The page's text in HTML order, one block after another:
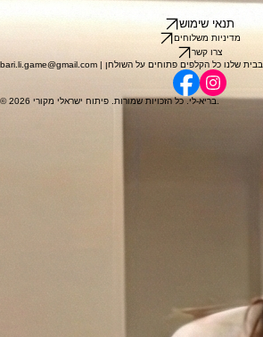
תנאי שימוש
מדיניות משלוחים
צרו קשר
bari.li.game@gmail.com | בבית שלנו כל הקלפים פתוחים על השולחן
© 2026 בריא-לי. כל הזכויות שמורות. פיתוח ישראלי מקורי.